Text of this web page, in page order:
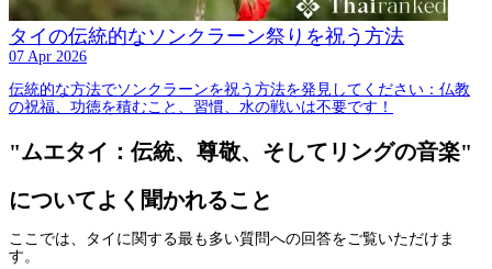
タイの伝統的なソンクラーン祭りを祝う方法
07 Apr 2026
伝統的な方法でソンクラーンを祝う方法を発見してください：仏教
の祝福、功徳を積むこと、習慣、水の戦いは不要です！
"ムエタイ：伝統、尊敬、そしてリングの音楽"
についてよく聞かれること
ここでは、タイに関する最も多い質問への回答をご覧いただけま
す。